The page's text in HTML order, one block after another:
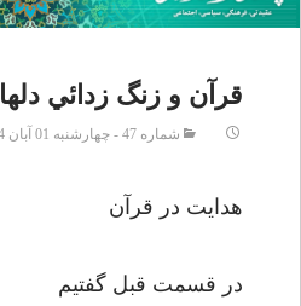
قرآن و زنگ زدائي دلها
شماره 47 - چهارشنبه 01 آبان 1364
هدايت در قرآن
در قسمت قبل گفتيم